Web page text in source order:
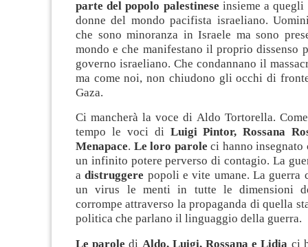
parte del popolo palestinese insieme a
donne del mondo pacifista israeliano.
che sono minoranza in Israele ma sono
mondo e che manifestano il proprio dissenso
governo israeliano. Che condannano il
ma come noi, non chiudono gli occhi di
Gaza.
Ci mancherà la voce di Aldo Tortorella.
tempo le voci di Luigi Pintor, Rossana
Menapace. Le loro parole ci hanno insegnato
un infinito potere perverso di contagio. La
adistruggere popoli e vite umane. La guerra
un virus le menti in tutte le dimensioni
corrompe attraverso la propaganda di quella
politica che parlano il linguaggio della guerra.
Le parole di Aldo, Luigi, Rossana e Lidia ci